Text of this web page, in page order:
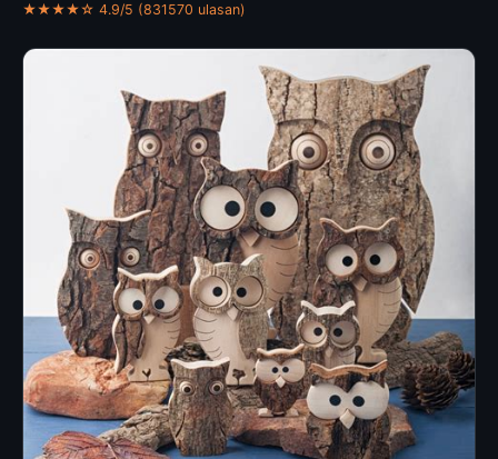
★★★★☆ 4.9/5 (831570 ulasan)